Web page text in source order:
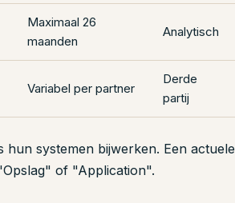
Maximaal 26
maanden
Analytisch
Variabel per partner
Derde
partij
systemen bijwerken. Een actuele
of "Application".